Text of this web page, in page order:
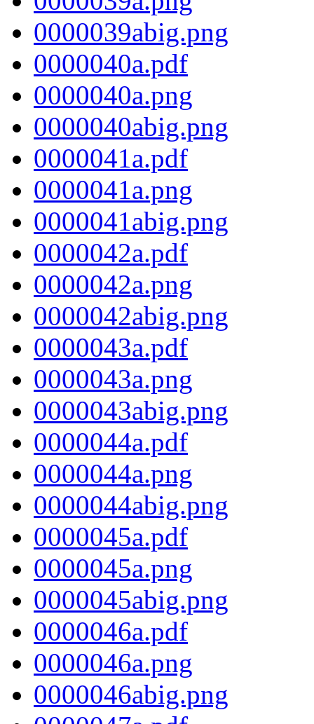
0000039abig.png
0000040a.pdf
0000040a.png
0000040abig.png
0000041a.pdf
0000041a.png
0000041abig.png
0000042a.pdf
0000042a.png
0000042abig.png
0000043a.pdf
0000043a.png
0000043abig.png
0000044a.pdf
0000044a.png
0000044abig.png
0000045a.pdf
0000045a.png
0000045abig.png
0000046a.pdf
0000046a.png
0000046abig.png